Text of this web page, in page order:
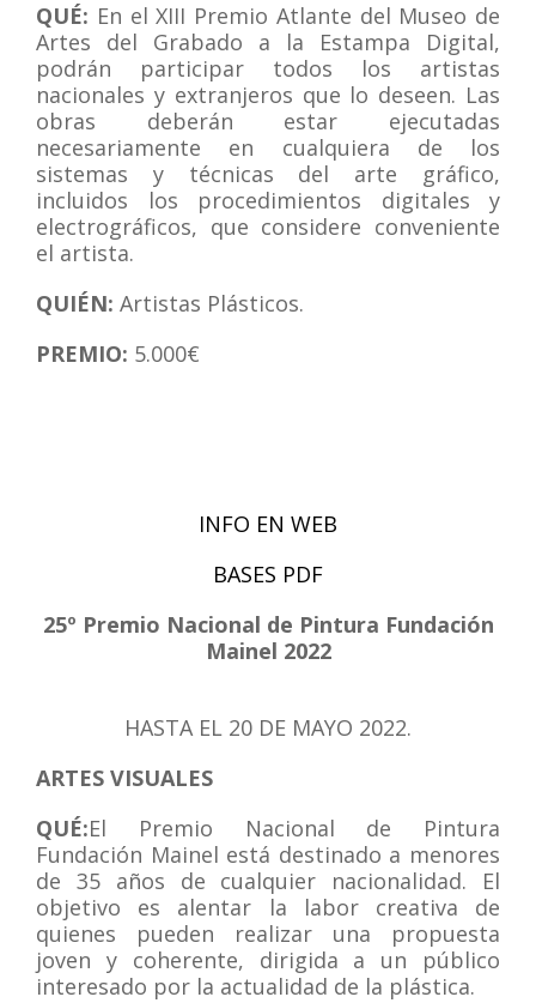
QUÉ: En el XIII Premio Atlante del Museo de
Artes del Grabado a la Estampa Digital,
podrán participar todos los artistas
nacionales y extranjeros que lo deseen. Las
obras deberán estar ejecutadas
necesariamente en cualquiera de los
sistemas y técnicas del arte gráfico,
incluidos los procedimientos digitales y
electrográficos, que considere conveniente
el artista.
QUIÉN: Artistas Plásticos.
PREMIO: 5.000€
INFO EN WEB
BASES PDF
25º Premio Nacional de Pintura Fundación
Mainel 2022
HASTA EL 20 DE MAYO 2022.
ARTES VISUALES
QUÉ:El Premio Nacional de Pintura
Fundación Mainel está destinado a menores
de 35 años de cualquier nacionalidad. El
objetivo es alentar la labor creativa de
quienes pueden realizar una propuesta
joven y coherente, dirigida a un público
interesado por la actualidad de la plástica.